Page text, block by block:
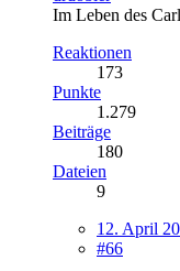
Im Leben des
Reaktionen
173
Punkte
1.279
Beiträge
180
Dateien
9
12. April
#66